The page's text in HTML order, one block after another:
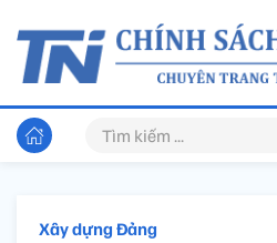
Xây dựng Đảng